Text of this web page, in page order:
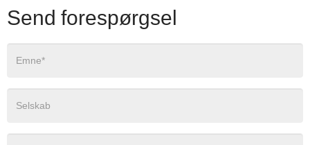
Send forespørgsel